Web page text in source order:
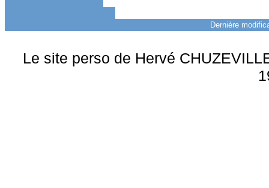
Dernière
Le site perso de Hervé